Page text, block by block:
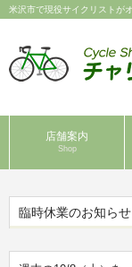
米沢市で現役サイクリストが
店舗案内
Shop
臨時休業のお知らせ